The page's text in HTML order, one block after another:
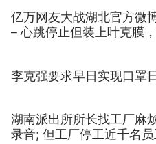
亿万网友大战湖北官方微
– 心跳停止但装上叶克膜
李克强要求早日实现口罩
湖南派出所所长找工厂麻
录音; 但工厂停工近千名